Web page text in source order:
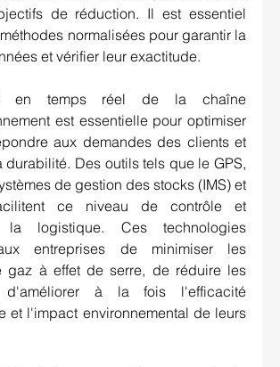
de réduction. Il est essentiel
normalisées pour garantir la
et vérifier leur exactitude.
en temps réel de la chaîne
est essentielle pour optimiser
aux demandes des clients et
durabilité. Des outils tels que le GPS,
de gestion des stocks (IMS) et
ce niveau de contrôle et
la logistique. Ces technologies
entreprises de minimiser les
gaz à effet de serre, de réduire les
à la fois l'efficacité
et l'impact environnemental de leurs